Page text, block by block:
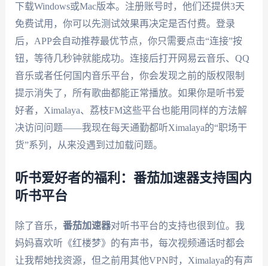
下载Windows或Mac版本。注册账号时，他们还提供3天
免费试用，你可以先测试效果再决定是否付费。登录
后，APP会自动推荐最优节点，你只需要点击“连接”按
钮，等待几秒钟就能成功。连接后打开网易云音乐、QQ
音乐或者任何国内音乐平台，你会发现之前的版权限制
提示消失了，所有歌曲都能正常播放。如果你是听书爱
好者，Ximalaya、荔枝FM这些平台也能用同样的方法解
决访问问题——我现在每天通勤都听Ximalaya的“职场干
货”系列，从来没遇到过加载问题。
听书爱好者的福利：番茄加速器支持国内
听书平台
除了音乐， 番茄加速器对听书平台的支持也很到位。我
妈妈喜欢听《红楼梦》的有声书，每次视频通话时都会
让我帮她找资源，但之前用其他VPN时，Ximalaya的有声